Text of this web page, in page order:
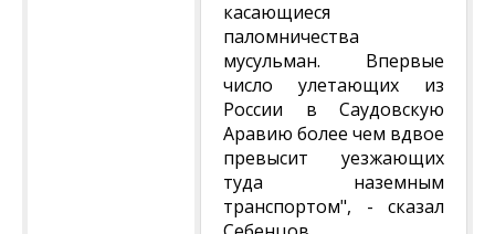
касающиеся
паломничества
мусульман. Впервые
число улетающих из
России в Саудовскую
Аравию более чем вдвое
превысит уезжающих
туда наземным
транспортом", - сказал